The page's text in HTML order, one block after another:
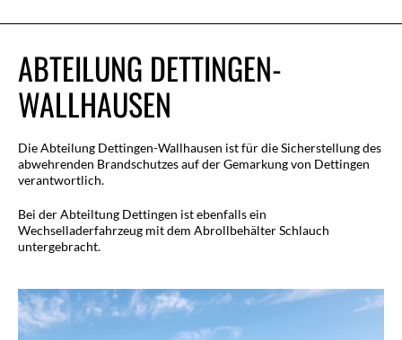
ABTEILUNG DETTINGEN-
WALLHAUSEN
Die Abteilung Dettingen-Wallhausen ist für die Sicherstellung des
abwehrenden Brandschutzes auf der Gemarkung von Dettingen
verantwortlich.
Bei der Abteiltung Dettingen ist ebenfalls ein
Wechselladerfahrzeug mit dem Abrollbehälter Schlauch
untergebracht.